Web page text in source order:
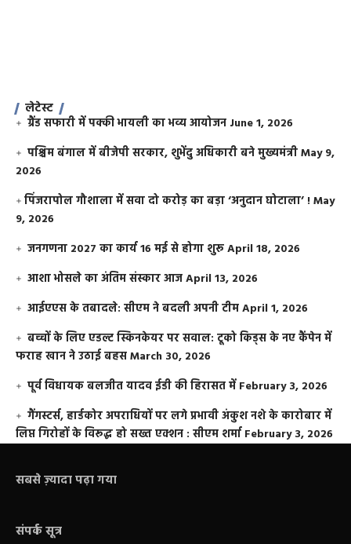
लेटेस्ट
ग्रैंड सफारी में पक्की भायली का भव्य आयोजन June 1, 2026
पश्चिम बंगाल में बीजेपी सरकार, शुभेंदु अधिकारी बने मुख्यमंत्रीMay 9,
2026
​पिंजरापोल गौशाला में सवा दो करोड़ का बड़ा ‘अनुदान घोटाला’ !May
9, 2026
जनगणना 2027 का कार्य 16 मई से होगा शुरूApril 18, 2026
आशा भोसले का अंतिम संस्कार आजApril 13, 2026
आईएएस के तबादले: सीएम ने बदली अपनी टीमApril 1, 2026
बच्चों के लिए एडल्ट स्किनकेयर पर सवाल: टूको किड्स के नए कैंपेन में
फराह खान ने उठाई बहसMarch 30, 2026
पूर्व विधायक बलजीत यादव ईडी की हिरासत में February 3, 2026
गैंगस्टर्स, हार्डकोर अपराधियों पर लगे प्रभावी अंकुश नशे के कारोबार में
लिप्त गिरोहों के विरूद्ध हो सख्त एक्शन : सीएम शर्मा February 3, 2026
सबसे ज़्यादा पढ़ा गया
संपर्क सूत्र